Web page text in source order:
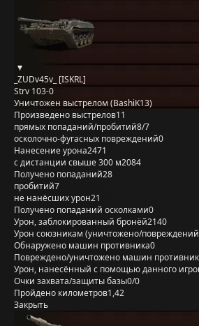
_ZUDv45v_ [ISKRL]
Strv 103-0
Уничтожен выстрелом (BashiK13)
Произведено выстрелов11
прямых попаданий/пробитий8/7
осколочно-фугасных повреждений0
Нанесение урона2471
с дистанции свыше 300 м2084
Получено попаданий28
пробитий7
не нанёсших урон21
Получено попаданий осколками0
Урон, заблокированный бронёй2140
Урон союзникам (уничтожено/
Обнаружено машин противника0
Повреждено/уничтожено машин
Урон, нанесённый с помощью данного
Очки захвата/защиты базы0/0
Пройдено километров1,42
Закрыть